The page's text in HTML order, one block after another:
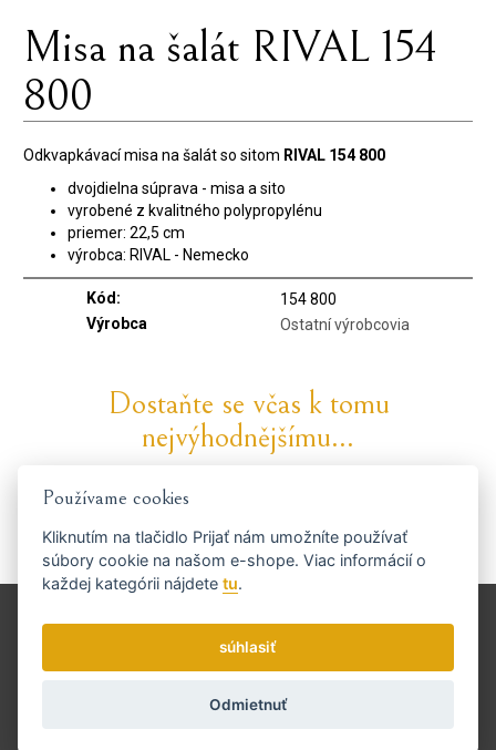
Misa na šalát RIVAL 154
800
Odkvapkávací misa na šalát so sitom RIVAL 154 800
dvojdielna súprava - misa a sito
vyrobené z kvalitného polypropylénu
priemer: 22,5 cm
výrobca: RIVAL - Nemecko
Kód:
154 800
Výrobca
Ostatní výrobcovia
Dostaňte se včas k tomu
nejvýhodnějšímu...
Zasielame novinky a zľavy raz týždenne. Ako používame vaše údaje?
Blog
Brúsenie
Servis
Používame cookies
Kliknutím na tlačidlo Prijať nám umožníte používať
súbory cookie na našom e-shope. Viac informácií o
každej kategórii nájdetetu.
súhlasiť
Odmietnuť